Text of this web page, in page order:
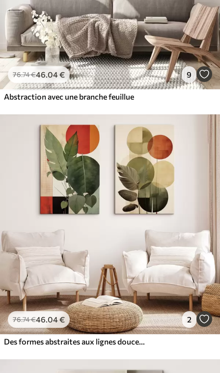
76.74€46.04€ 9
Abstraction avec une branche feuillue
76.74€46.04€ 2
Des formes abstraites aux lignes douces et fluides, dans des tons crème et beige